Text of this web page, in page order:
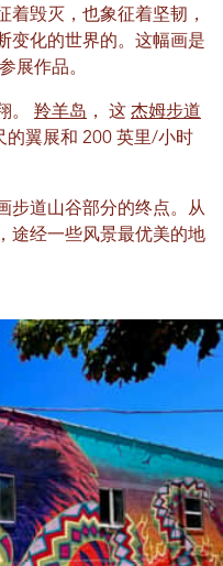
着毁灭，也象征着坚韧，
变化的世界的。这幅画是
展作品。
。 羚羊岛 ， 这 杰姆步道
的翼展和 200 英里/小时
步道山谷部分的终点。从
途经一些风景最优美的地